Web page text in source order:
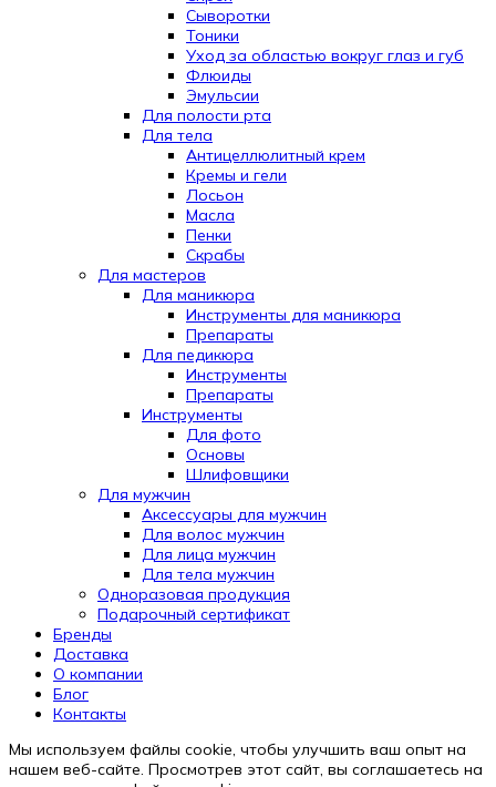
Сыворотки
Тоники
Уход за областью вокруг глаз и губ
Флюиды
Эмульсии
Для полости рта
Для тела
Антицеллюлитный крем
Кремы и гели
Лосьон
Масла
Пенки
Скрабы
Для мастеров
Для маникюра
Инструменты для маникюра
Препараты
Для педикюра
Инструменты
Препараты
Инструменты
Для фото
Основы
Шлифовщики
Для мужчин
Аксессуары для мужчин
Для волос мужчин
Для лица мужчин
Для тела мужчин
Одноразовая продукция
Подарочный сертификат
Automatically
Hierarchic
Categories
Menu
Version
2.0.12
Бренды
Доставка
О компании
Блог
Контакты
Мы используем файлы cookie, чтобы улучшить ваш опыт на
нашем веб-сайте. Просмотрев этот сайт, вы соглашаетесь на